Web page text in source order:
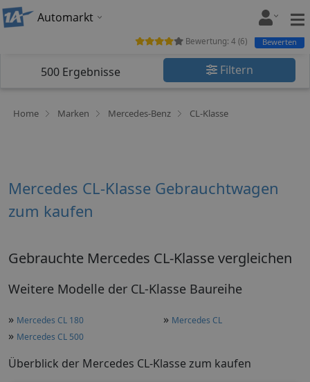
Automarkt
500 Ergebnisse Filtern
Home Marken Mercedes-Benz CL-Klasse
Bewertung: 4 (6) Bewerten
Mercedes CL-Klasse Gebrauchtwagen
zum kaufen
Gebrauchte Mercedes CL-Klasse vergleichen
Weitere Modelle der CL-Klasse Baureihe
» Mercedes CL 180 » Mercedes CL
» Mercedes CL 500
Überblick der Mercedes CL-Klasse zum kaufen